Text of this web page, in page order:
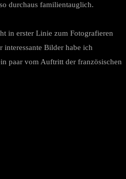
durchaus familientauglich.
in erster Linie zum Fotografieren
interessante Bilder habe ich
paar vom Auftritt der französischen